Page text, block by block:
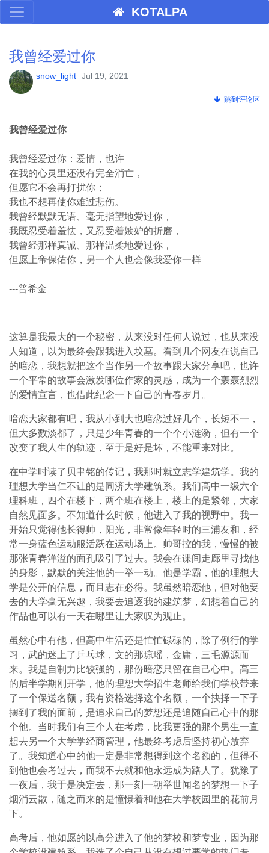
KOTALPA
我曾经爱过你
snow_light Jul 19, 2021
跳到评论区
我曾经爱过你
我曾经爱过你：爱情，也许
在我的心灵里还没有完全消亡，
但愿它不会再打扰你；
我也不想再使你难过悲伤。
我曾经默默无语、毫无指望地爱过你，
我既忍受着羞怯，又忍受着嫉妒的折磨，
我曾经那样真诚、那样温柔地爱过你，
但愿上帝保佑你，另一个人也会像我爱你一样
---普希金
这算是我最大的一个秘密，从来没对任何人说过，也从来没
人知道，以为最终会跟我进入坟墓。看到几个网友在说自己
的暗恋，我想就把这个当作另一个故事跟大家分享吧，也许
一个平常的故事会激发哪位作家的灵感，成为一个轰轰烈烈
的爱情宣言，也借此纪念一下自己的青春岁月。
暗恋大家都有吧，我从小到大也暗恋过好几个，长短不一，
但大多数淡都了，只是少年青春的一个个小涟漪，但有一个
改变了我人生的轨迹，至于是好是坏，不能重来对比。
在中学时读了贝聿铭的传记 ， 我那时就立志学建筑学。我的
理想大学当仁不让的是同济大学建筑系。我们高中一级六个
理科班，四个在楼下，两个班在楼上，楼上的是紧邻，大家
自然见面多。不知道什么时候，他进入了我的视野中。我一
开始只觉得他长得帅，阳光，非常像年轻时的三浦友和，经
常一身蓝色运动服活跃在运动场上。帅哥控的我，慢慢的被
那张青春洋溢的面孔吸引了过去。我会在课间走廊里寻找他
的身影，默默的关注他的一举一动。他是学霸，他的理想大
学是公开的信息，而且志在必得。我虽然暗恋他，但对他要
去的大学毫无兴趣，我要去追逐我的建筑梦，幻想着自己的
作品也可以有一天在哪里让大家叹为观止。
虽然心中有他，但高中生活还是忙忙碌碌的，除了例行的学
习，武的迷上了乒乓球，文的那琼瑶，金庸，三毛源源而
来。我是自制力比较强的，那份暗恋只留在自己心中。高三
的后半学期刚开学，他的理想大学招生老师给我们学校带来
了一个保送名额，我有资格选择这个名额，一个抉择一下子
摆到了我的面前，是追求自己的梦想还是追随自己心中的那
个他。当时我们有三个人在考虑，比我更强的那个男生一直
想去另一个大学学经商管理，他最终考虑后坚持初心放弃
了。我知道心中的他一定是非常想得到这个名额的，但得不
到他也会考过去，而我不去就和他永远成为路人了。犹豫了
一夜后，我于是决定去，那一刻一朝举世闻名的梦想一下子
烟消云散，随之而来的是憧憬着和他在大学校园里的花前月
下。
高考后，他如愿的以高分进入了他的梦校和梦专业，因为那